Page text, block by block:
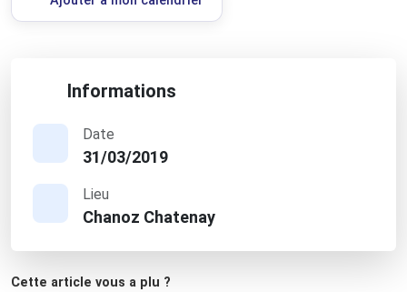
Informations
Date
31/03/2019
Lieu
Chanoz Chatenay
Cette article vous a plu ?